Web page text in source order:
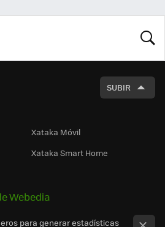
SUBIR
Xataka Móvil
Xataka Smart Home
Webedia
para generar estadísticas